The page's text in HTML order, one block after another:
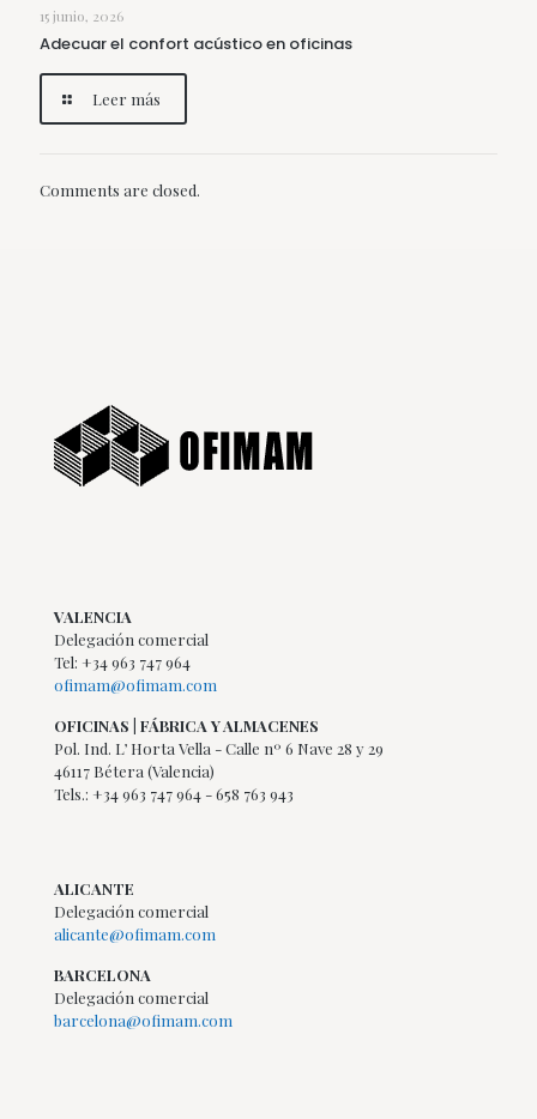
15 junio, 2026
Adecuar el confort acústico en oficinas
Leer más
Comments are closed.
VALENCIA
Delegación comercial
Tel: +34 963 747 964
ofimam@ofimam.com
OFICINAS | FÁBRICA Y ALMACENES
Pol. Ind. L’ Horta Vella - Calle nº 6 Nave 28 y 29
46117 Bétera (Valencia)
Tels.: +34 963 747 964 - 658 763 943
ALICANTE
Delegación comercial
alicante@ofimam.com
BARCELONA
Delegación comercial
barcelona@ofimam.com